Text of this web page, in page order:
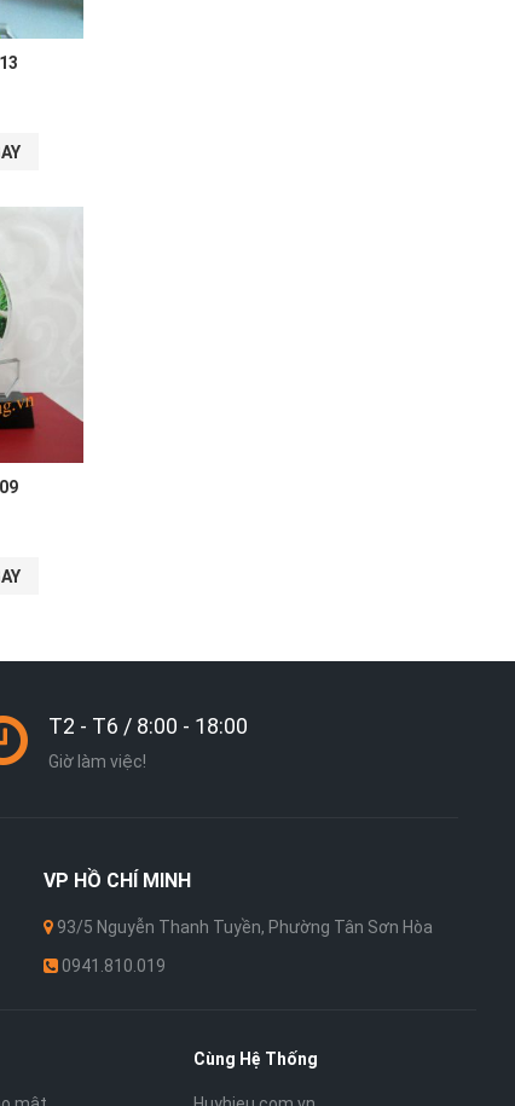
T2 - T6 / 8:00 - 18:00
Giờ làm việc!
VP HỒ CHÍ MINH
93/5 Nguyễn Thanh Tuyền, Phường Tân Sơn Hòa
0941.810.019
Cùng Hệ Thống